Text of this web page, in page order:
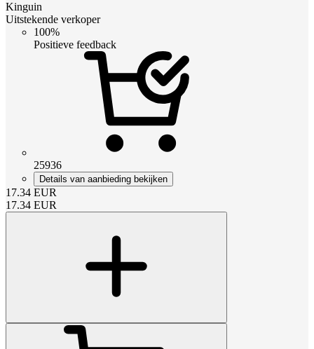
Kinguin
Uitstekende verkoper
100%
Positieve feedback
25936
Details van aanbieding bekijken
17.34 EUR
17.34 EUR